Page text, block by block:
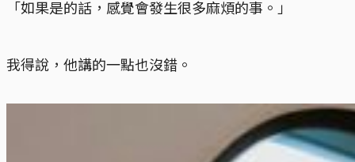
「如果是的話，感覺會發生很多麻煩的事。」
我得說，他講的一點也沒錯。